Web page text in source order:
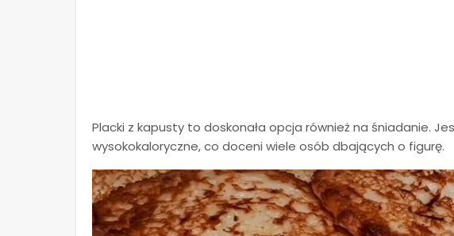
Placki z kapusty to doskonała opcja również na śniadanie.
wysokokaloryczne, co doceni wiele osób dbających o figurę.